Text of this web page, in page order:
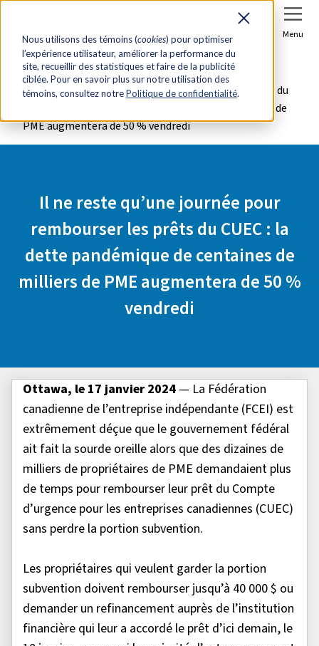
Nous utilisons des témoins (cookies) pour optimiser
l’expérience utilisateur, améliorer la performance du
site, recueillir des statistiques et faire de la publicité
ciblée. Pour en savoir plus sur notre utilisation des
témoins, consultez notrePolitique de confidentialité.
Se connecter Menu
Accueil
Salle de presse
Il ne reste qu’une journée pour rembourser les prêts du
CUEC : la dette pandémique de centaines de milliers de
PME augmentera de 50 % vendredi
Il ne reste qu’une journée pour
rembourser les prêts du CUEC : la
dette pandémique de centaines de
milliers de PME augmentera de 50 %
vendredi
Ottawa, le 17 janvier 2024 — La Fédération
canadienne de l’entreprise indépendante (FCEI) est
extrêmement déçue que le gouvernement fédéral
ait fait la sourde oreille alors que des dizaines de
milliers de propriétaires de PME demandaient plus
de temps pour rembourser leur prêt du Compte
d’urgence pour les entreprises canadiennes (CUEC)
sans perdre la portion subvention.
Les propriétaires qui veulent garder la portion
subvention doivent rembourser jusqu’à 40 000 $ ou
demander un refinancement auprès de l’institution
financière qui leur a accordé le prêt d’ici demain, le